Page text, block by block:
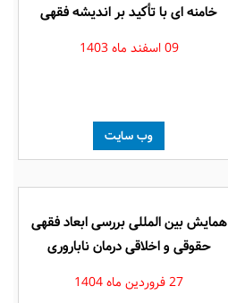
خامنه ای با تأکید بر اندیشه فقهی
09 اسفند ماه 1403
وب سایت
همایش بین المللی بررسی ابعاد فقهی
حقوقی و اخلاقی درمان ناباروری
27 فروردین ماه 1404